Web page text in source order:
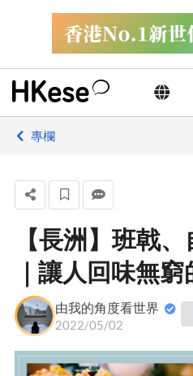
專欄
【長洲】班戟
｜讓人回味無
由我的角度看世界
2022/05/02